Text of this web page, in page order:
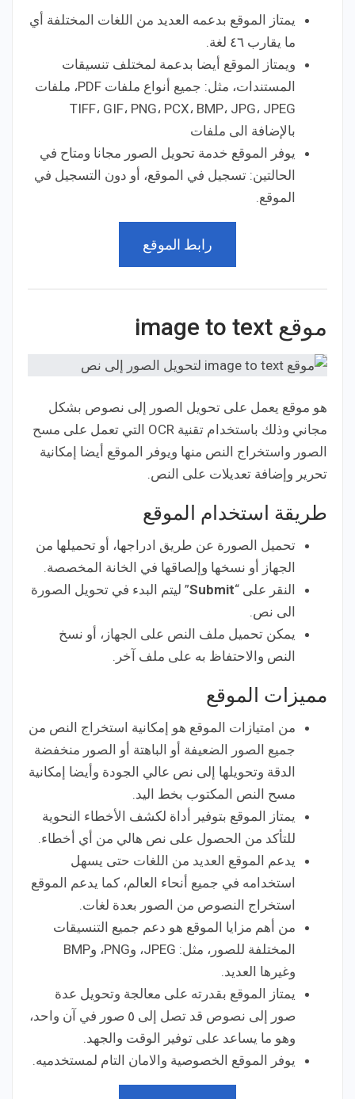
يمتاز الموقع بدعمه العديد من اللغات المختلفة أي
ما يقارب ٤٦ لغة.
ويمتاز الموقع أيضا بدعمة لمختلف تنسيقات
المستندات، مثل: جميع أنواع ملفات PDF، ملفات
TIFF، GIF، PNG، PCX، BMP، JPG، JPEG
بالإضافة الى ملفات
يوفر الموقع خدمة تحويل الصور مجانا ومتاح في
الحالتين: تسجيل في الموقع، أو دون التسجيل في
الموقع.
رابط الموقع
موقع image to text
هو موقع يعمل على تحويل الصور إلى نصوص بشكل
مجاني وذلك باستخدام تقنية OCR التي تعمل على مسح
الصور واستخراج النص منها ويوفر الموقع أيضا إمكانية
تحرير وإضافة تعديلات على النص.
طريقة استخدام الموقع
تحميل الصورة عن طريق ادراجها، أو تحميلها من
الجهاز أو نسخها وإلصاقها في الخانة المخصصة.
النقر على “Submit” ليتم البدء في تحويل الصورة
الى نص.
يمكن تحميل ملف النص على الجهاز، أو نسخ
النص والاحتفاظ به على ملف آخر.
مميزات الموقع
من امتيازات الموقع هو إمكانية استخراج النص من
جميع الصور الضعيفة أو الباهتة أو الصور منخفضة
الدقة وتحويلها إلى نص عالي الجودة وأيضا إمكانية
مسح النص المكتوب بخط اليد.
يمتاز الموقع بتوفير أداة لكشف الأخطاء النحوية
للتأكد من الحصول على نص هالي من أي أخطاء.
يدعم الموقع العديد من اللغات حتى يسهل
استخدامه في جميع أنحاء العالم، كما يدعم الموقع
استخراج النصوص من الصور بعدة لغات.
من أهم مزايا الموقع هو دعم جميع التنسيقات
المختلفة للصور، مثل: JPEG، وPNG، وBMP
وغيرها العديد.
يمتاز الموقع بقدرته على معالجة وتحويل عدة
صور إلى نصوص قد تصل إلى ٥ صور في آن واحد،
وهو ما يساعد على توفير الوقت والجهد.
يوفر الموقع الخصوصية والامان التام لمستخدميه.